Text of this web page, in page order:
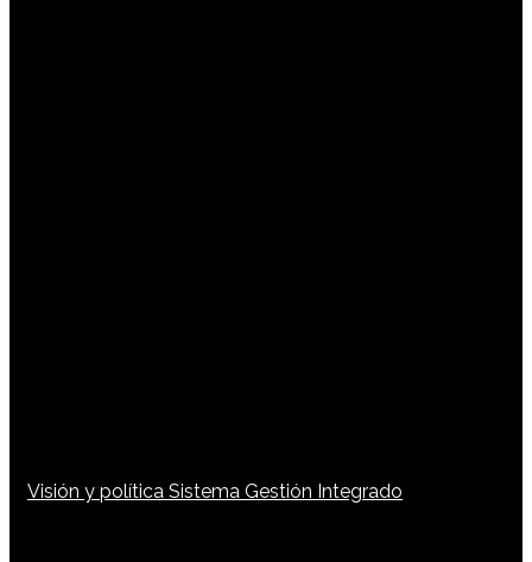
Visión y política Sistema Gestión Integrado